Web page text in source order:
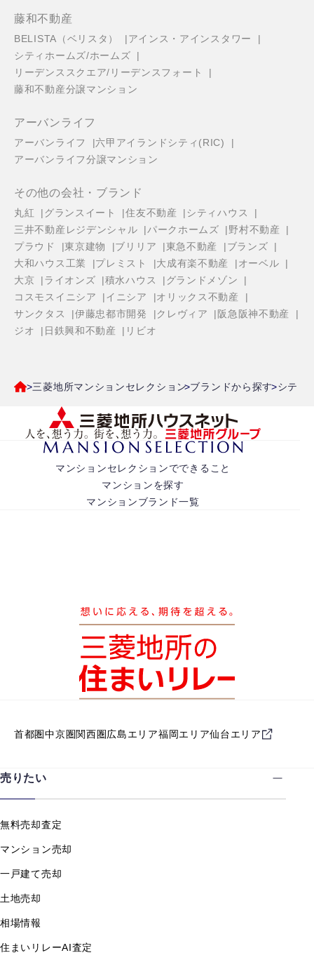
藤和不動産
BELISTA（ベリスタ）
アインス・アインスタワー
シティホームズ/ホームズ
リーデンススクエア/リーデンスフォート
藤和不動産分譲マンション
アーバンライフ
アーバンライフ
六甲アイランドシティ(RIC)
アーバンライフ分譲マンション
その他の会社・ブランド
丸紅 グランスイート 住友不動産
シティハウス
三井不動産レジデンシャル
パークホームズ
野村不動産
プラウド
東京建物 ブリリア 東急不動産
ブランズ
大和ハウス工業
プレミスト 大成有楽不動産
オーベル
大京
ライオンズ 積水ハウス
グランドメゾン
コスモスイニシア
イニシア
オリックス不動産
サンクタス
伊藤忠都市開発 クレヴィア
阪急阪神不動産
ジオ
日鉄興和不動産 リビオ
三菱地所マンションセレクション ブランドから探す シティ
マンションセレクションでできること
マンションを探す
マンションブランド一覧
首都圏中京圏関西圏広島エリア福岡エリア仙台エリア
売りたい
無料売却査定
マンション売却
一戸建て売却
土地売却
相場情報
住まいリレーAI査定